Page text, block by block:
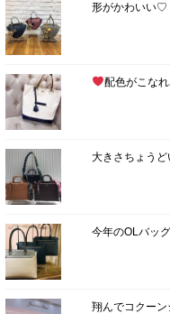
形がかわいい♡
配色がこな
大きさちょう
今年のOLバッ
翔んでコクーン